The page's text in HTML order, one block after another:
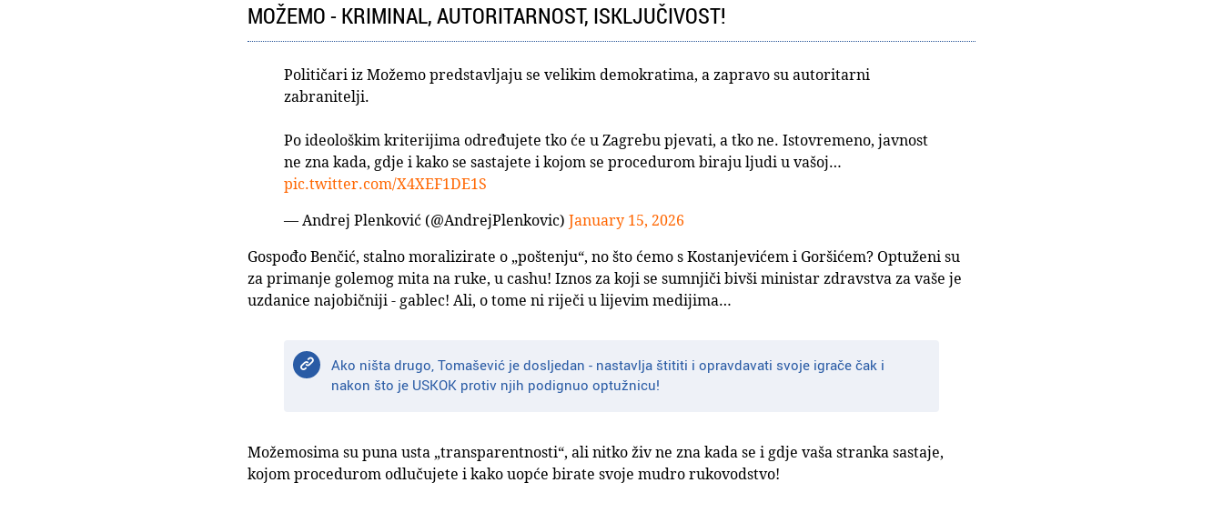
MOŽEMO - KRIMINAL, AUTORITARNOST, ISKLJUČIVOST!
Političari iz Možemo predstavljaju se velikim demokratima, a zapravo su autoritarni
zabranitelji.
Po ideološkim kriterijima određujete tko će u Zagrebu pjevati, a tko ne. Istovremeno, javnost
ne zna kada, gdje i kako se sastajete i kojom se procedurom biraju ljudi u vašoj…
pic.twitter.com/X4XEF1DE1S
— Andrej Plenković (@AndrejPlenkovic) January 15, 2026
Gospođo Benčić, stalno moralizirate o „poštenju“, no što ćemo s Kostanjevićem i Goršićem? Optuženi su
za primanje golemog mita na ruke, u cashu! Iznos za koji se sumnjiči bivši ministar zdravstva za vaše je
uzdanice najobičniji - gablec! Ali, o tome ni riječi u lijevim medijima…
Ako ništa drugo, Tomašević je dosljedan - nastavlja štititi i opravdavati svoje igrače čak i
nakon što je USKOK protiv njih podignuo optužnicu!
Možemosima su puna usta „transparentnosti“, ali nitko živ ne zna kada se i gdje vaša stranka sastaje,
kojom procedurom odlučujete i kako uopće birate svoje mudro rukovodstvo!